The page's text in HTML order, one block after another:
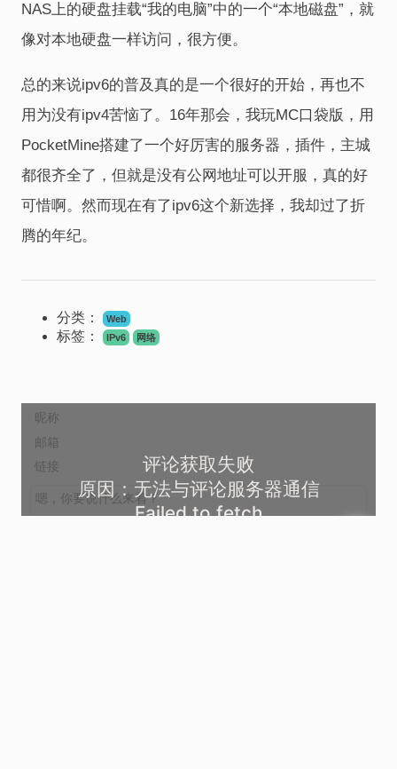
NAS上的硬盘挂载“我的电脑”中的一个“本地磁盘”，就
像对本地硬盘一样访问，很方便。
总的来说ipv6的普及真的是一个很好的开始，再也不
用为没有ipv4苦恼了。16年那会，我玩MC口袋版，用
PocketMine搭建了一个好厉害的服务器，插件，主城
都很齐全了，但就是没有公网地址可以开服，真的好
可惜啊。然而现在有了ipv6这个新选择，我却过了折
腾的年纪。
分类： Web
标签： IPv6 网络
评论获取失败
原因：无法与评论服务器通信
Failed to fetch